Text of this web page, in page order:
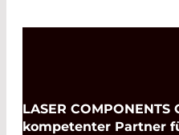
LASER
kompetenter Partner